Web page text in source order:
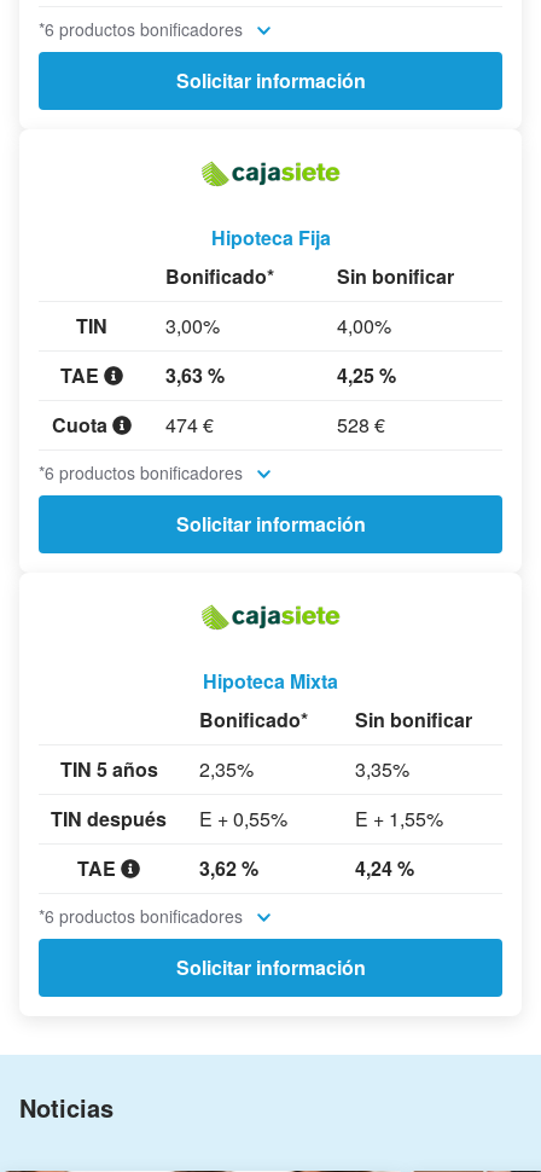
*6 productos bonificadores
Solicitar información
Hipoteca Fija
Bonificado*
Sin bonificar
TIN
3,00%
4,00%
TAE
3,63 %
4,25 %
Cuota
474 € 528 €
*6 productos bonificadores
Solicitar información
Hipoteca Mixta
Bonificado*
Sin bonificar
TIN 5 años
2,35%
3,35%
TIN después
E + 0,55%
E + 1,55%
TAE
3,62 % 4,24 %
*6 productos bonificadores
Solicitar información
Noticias